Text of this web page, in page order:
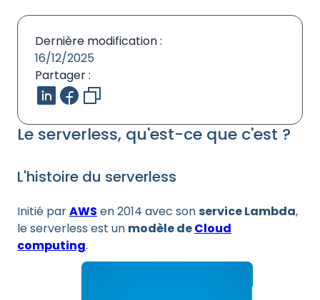
Le serverless, qu'est-ce que c'est ?
L'histoire du serverless
Initié parAWS en 2014 avec sonservice Lambda,
le serverless est un modèle deCloud
computing.
Dernière modification :
16/12/2025
Partager :